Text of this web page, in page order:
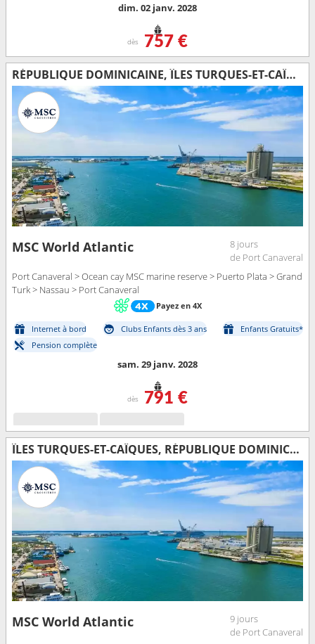
dim. 02 janv. 2028
dès 757 €
RÉPUBLIQUE DOMINICAINE, ÎLES TURQUES-ET-CAÏQUES, BAHAMAS, ÉTATS-UNIS
MSC World Atlantic
8 jours
de Port Canaveral
Port Canaveral > Ocean cay MSC marine reserve > Puerto Plata > Grand
Turk > Nassau > Port Canaveral
Payez en 4X
Internet à bord Clubs Enfants dès 3 ans
Enfants Gratuits*
Pension complète
sam. 29 janv. 2028
dès 791 €
ÎLES TURQUES-ET-CAÏQUES, RÉPUBLIQUE DOMINICAINE, BAHAMAS, ÉTATS-UNIS
MSC World Atlantic
9 jours
de Port Canaveral